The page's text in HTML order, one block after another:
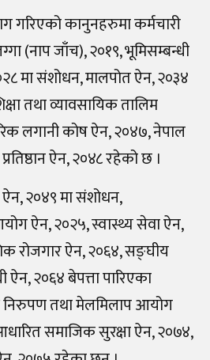
गरिएको कानुनहरुमा कर्मचारी
(नाप जाँच), २०१९, भूमिसम्बन्धी
मा संशोधन, मालपोत ऐन, २०३४
तथा व्यावसायिक तालिम
लगानी कोष ऐन, २०४७, नेपाल
प्रतिष्ठान ऐन, २०४८ रहेको छ ।
२०४९ मा संशोधन,
ऐन, २०२५, स्वास्थ्य सेवा ऐन,
रोजगार ऐन, २०६४, सङ्घीय
२०६४ बेपत्ता पारिएका
निरुपण तथा मेलमिलाप आयोग
समाजिक सुरक्षा ऐन, २०७४,